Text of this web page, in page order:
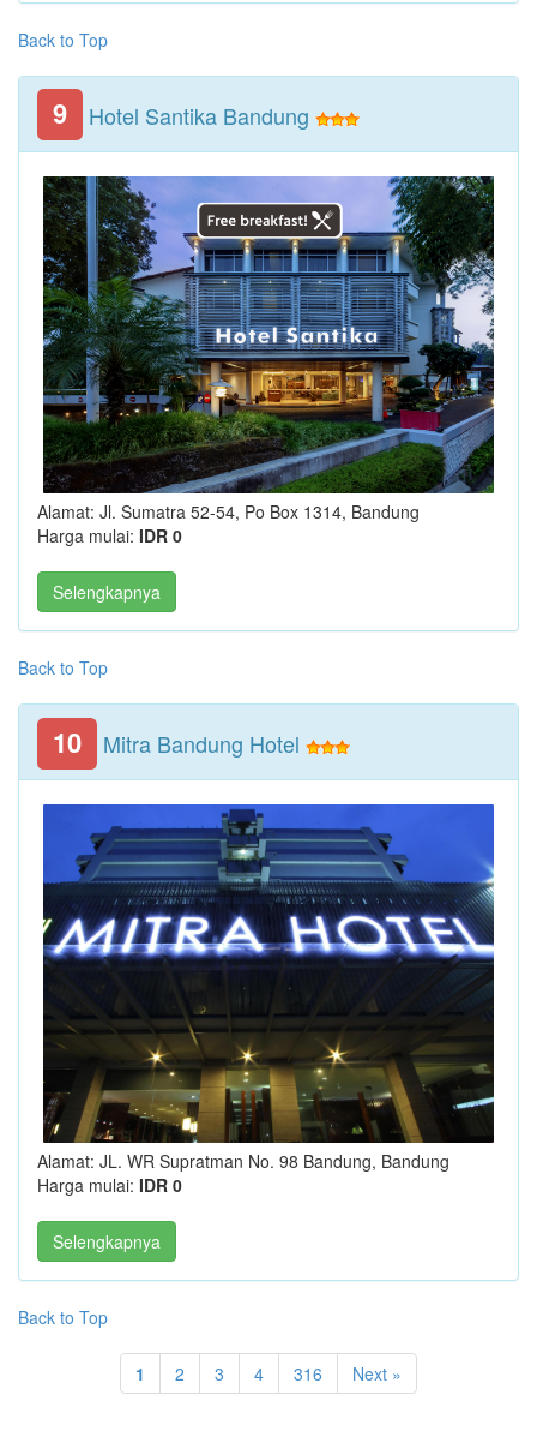
Back to Top
9 Hotel Santika Bandung
Alamat: Jl. Sumatra 52-54, Po Box 1314, Bandung
Harga mulai: IDR 0
Selengkapnya
Back to Top
10 Mitra Bandung Hotel
Alamat: JL. WR Supratman No. 98 Bandung, Bandung
Harga mulai: IDR 0
Selengkapnya
Back to Top
1 2 3 4 316 Next »